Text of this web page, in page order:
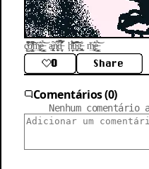
ç̴̺͔̇͑̊̋͆͒̆̎ờ̸̺͕̣͓̼͆̓̔̏͌͘͠m̶̤͍͚̀̒̑̆ͅė̶̟̻̟̻̬̳͂̉͘͝ ạ̶̢̢̨̰̗͒ň̵̨̙̱͙́̅͑̚̕d̶͎͍̤͎̒̈́͒̌̏͛̿͛̕ ḩ̵̛̦̼̩͎̖͌̋̈́̂͘u̵̟͍̱͈͆̆́̒̐̅̎͝͠͝ğ̶̢͍̹͔̲͋ m̶̤͍͚̀̒̑̆ͅė̶̟̻̟̻̬̳͂̉͘͝
0 Share
Comentários (0)
Nenhum